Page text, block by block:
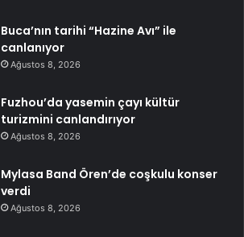
Buca’nın tarihi “Hazine Avı” ile
canlanıyor
Ağustos 8, 2026
Fuzhou’da yasemin çayı kültür
turizmini canlandırıyor
Ağustos 8, 2026
Mylasa Band Ören’de coşkulu konser
verdi
Ağustos 8, 2026